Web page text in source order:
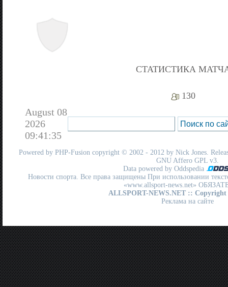
СТАТИСТИКА
130
August 08
2026
09:41:35
Powered by PHP-Fusion copyright © 2002 - 2012 by Nick Jones.
GNU Affero GPL v3.
Data powered by Oddspedia
Новости спорта. Все права защищены При использовании
«www.allsport-news.net»
ALLSPORT-NEWS.NET :: Copyright
Реклама на сайте